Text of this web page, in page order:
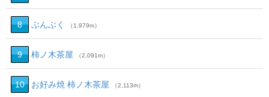
8 ぶんぶく （1,979m）
9 柿ノ木茶屋 （2,091m）
10 お好み焼 柿ノ木茶屋 （2,113m）